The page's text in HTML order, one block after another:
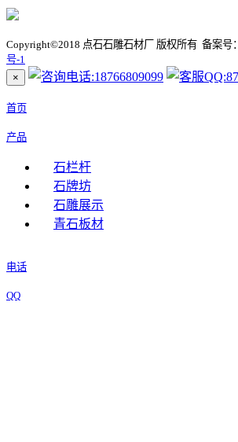
Copyright©2018 点石石雕石材厂 版权所有 备案号：
号-1
×
首页
产品
石栏杆
石牌坊
石雕展示
青石板材
电话
QQ